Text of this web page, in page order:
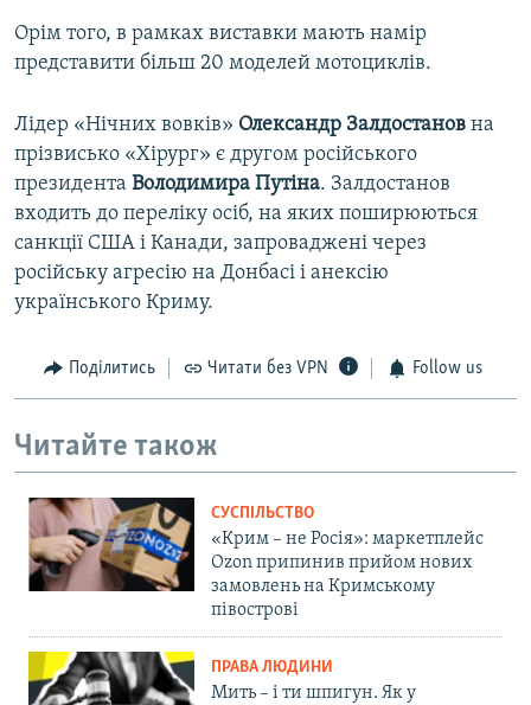
Орім того, в рамках виставки мають намір
представити більш 20 моделей мотоциклів.
Лідер «Нічних вовків» Олександр Залдостанов на
прізвисько «Хірург» є другом російського
президента Володимира Путіна. Залдостанов
входить до переліку осіб, на яких поширюються
санкції США і Канади, запроваджені через
російську агресію на Донбасі і анексію
українського Криму.
Поділитись Читати без VPN Follow us
Читайте також
СУСПІЛЬСТВО
«Крим – не Росія»: маркетплейс
Ozon припинив прийом нових
замовлень на Кримському
півострові
ПРАВА ЛЮДИНИ
Мить – і ти шпигун. Як у